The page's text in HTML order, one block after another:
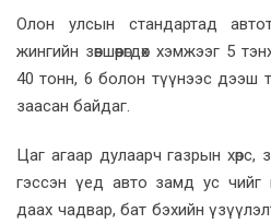
Олон улсын стандартад
жингийн зөвшөөрөгдөх хэмжээг 5
40 тонн, 6 болон түүнээс дээш
заасан байдаг.
Цаг агаар дулаарч газрын хөрс,
гэссэн үед авто замд ус чийг
даах чадвар, бат бэхийн